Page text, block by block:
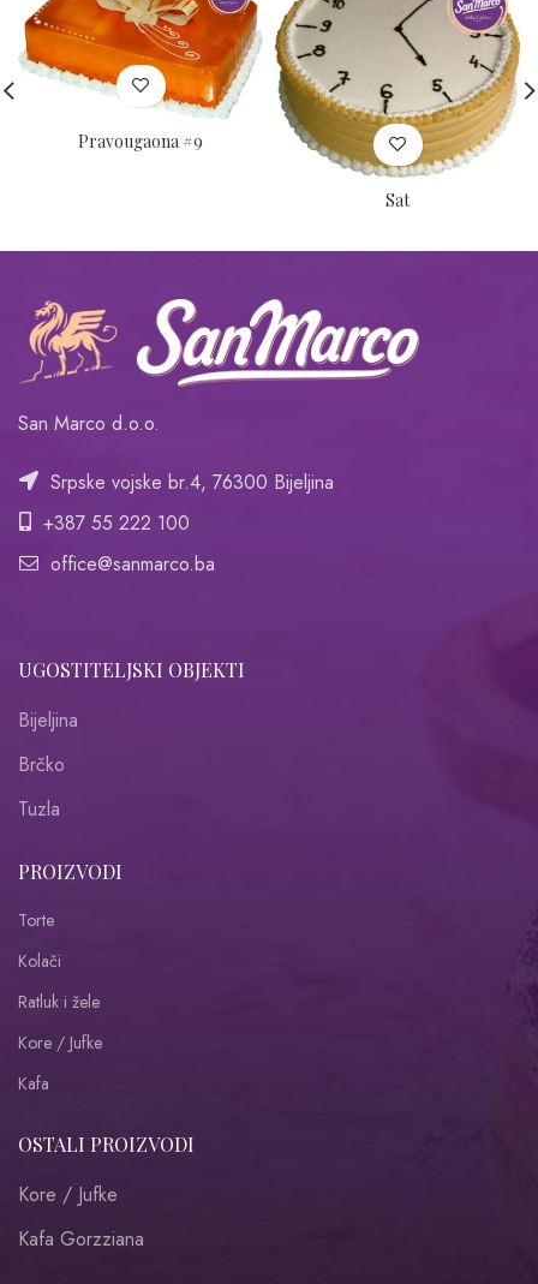
Pravougaona #9
Sat
San Marco d.o.o.
Srpske vojske br.4, 76300 Bijeljina
+387 55 222 100
office@sanmarco.ba
UGOSTITELJSKI OBJEKTI
Bijeljina
Brčko
Tuzla
PROIZVODI
Torte
Kolači
Ratluk i žele
Kore / Jufke
Kafa
OSTALI PROIZVODI
Kore / Jufke
Kafa Gorzziana